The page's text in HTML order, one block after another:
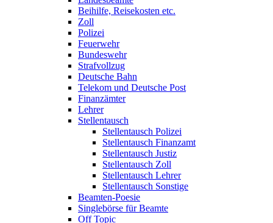
Beihilfe, Reisekosten etc.
Zoll
Polizei
Feuerwehr
Bundeswehr
Strafvollzug
Deutsche Bahn
Telekom und Deutsche Post
Finanzämter
Lehrer
Stellentausch
Stellentausch Polizei
Stellentausch Finanzamt
Stellentausch Justiz
Stellentausch Zoll
Stellentausch Lehrer
Stellentausch Sonstige
Beamten-Poesie
Singlebörse für Beamte
Off Topic